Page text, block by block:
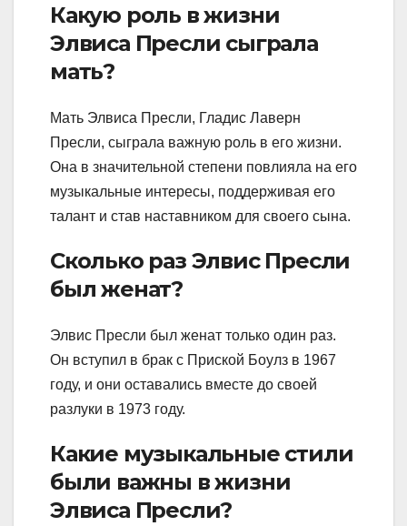
Какую роль в жизни
Элвиса Пресли сыграла
мать?
Мать Элвиса Пресли, Гладис Лаверн
Пресли, сыграла важную роль в его жизни.
Она в значительной степени повлияла на его
музыкальные интересы, поддерживая его
талант и став наставником для своего сына.
Сколько раз Элвис Пресли
был женат?
Элвис Пресли был женат только один раз.
Он вступил в брак с Приской Боулз в 1967
году, и они оставались вместе до своей
разлуки в 1973 году.
Какие музыкальные стили
были важны в жизни
Элвиса Пресли?